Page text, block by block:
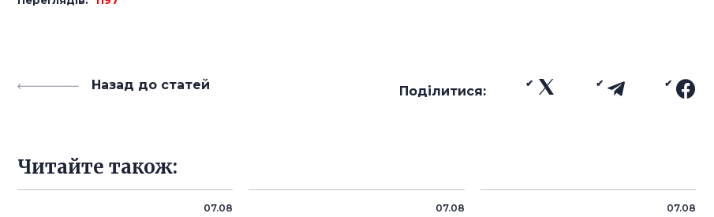
Назад до статей Поділитися:
Читайте також:
07.08 07.08 07.08